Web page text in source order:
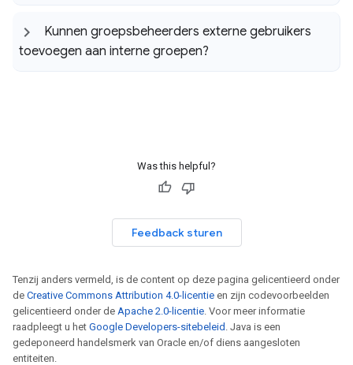
Kunnen groepsbeheerders externe gebruikers
toevoegen aan interne groepen?
Was this helpful?
Feedback sturen
Tenzij anders vermeld, is de content op deze pagina gelicentieerd onder
de Creative Commons Attribution 4.0-licentie en zijn codevoorbeelden
gelicentieerd onder de Apache 2.0-licentie. Voor meer informatie
raadpleegt u het Google Developers-sitebeleid . Java is een
gedeponeerd handelsmerk van Oracle en/of diens aangesloten
entiteiten.